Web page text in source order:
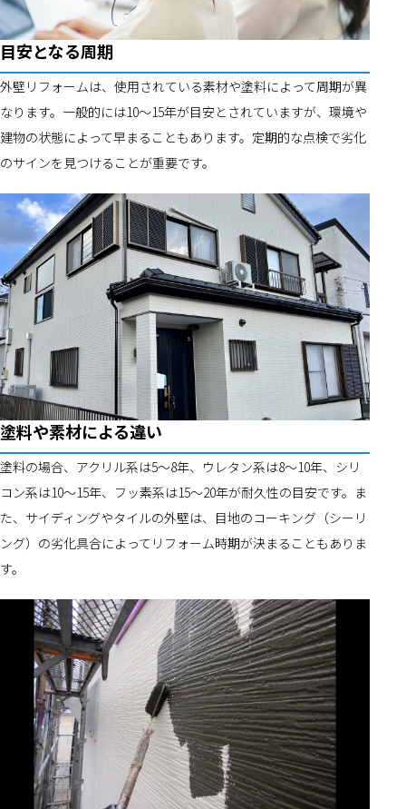
目安となる周期
外壁リフォームは、使用されている素材や塗料によって周期が異
なります。一般的には10～15年が目安とされていますが、環境や
建物の状態によって早まることもあります。定期的な点検で劣化
のサインを見つけることが重要です。
塗料や素材による違い
塗料の場合、アクリル系は5～8年、ウレタン系は8～10年、シリ
コン系は10～15年、フッ素系は15～20年が耐久性の目安です。ま
た、サイディングやタイルの外壁は、目地のコーキング（シーリ
ング）の劣化具合によってリフォーム時期が決まることもありま
す。